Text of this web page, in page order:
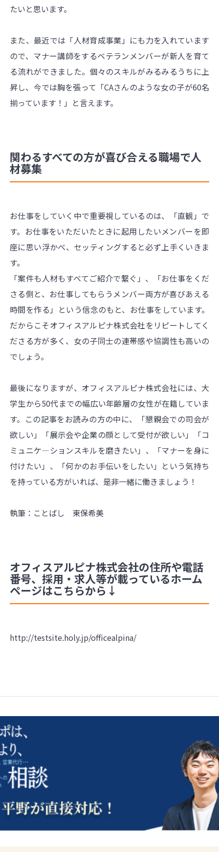
たいと思います。
また、最近では「人材育成事業」にも力を入れています
ので、マナー講師をするベテランメンバーが新人を育て
る流れができました。個々のスキルがみるみるうちに上
昇し、今では胸を張って「CAさんのような女の子が60名
揃っています！」と言えます。
関わるすべての方が喜び合える職場で人
材募集
お仕事をしていく中で重要視しているのは、「直観」で
す。お仕事をいただいたときに起用したいメンバーを即
座に思い浮かべ、セッティングすると必ず上手くいきま
す。
「案件も人材もすべてご紹介で繋ぐ」、「お仕事をくだ
さる側と、お仕事してもらうメンバー両方が喜びあえる
時間を作る」という信念のもと、お仕事をしています。
だからこそオフィスアルピナ株式会社をリピートしてく
ださる方が多く、女の子同士の連帯感や協調性も高いの
でしょう。
最後になりますが、オフィスアルピナ株式会社には、大
学生から50代までの幅広い年齢層の女性が在籍していま
す。この記事をお読みの方の中に、「懇親会での司会が
欲しい」「展示会や企業の顔として受付が欲しい」「コ
ミュニケ―ションスキルを磨きたい」、「マナーを身に
付けたい」、「何かのお手伝いをしたい」という気持ち
を持っている方がいれば、是非一緒に働きましょう！
執筆：ことばし 東保希美
オフィスアルピナ株式会社の住所や電話
番号、採用・求人等が載っているホーム
ページはこちらから↓
http://testsite.holy.jp/officealpina/